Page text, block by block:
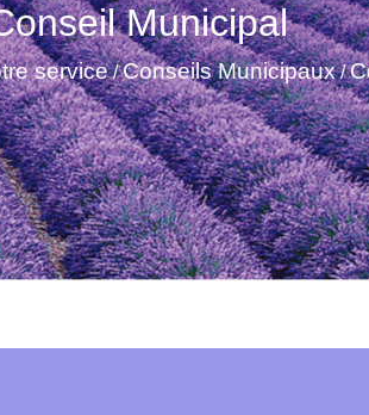
Municipal
service/Conseils Municipaux/